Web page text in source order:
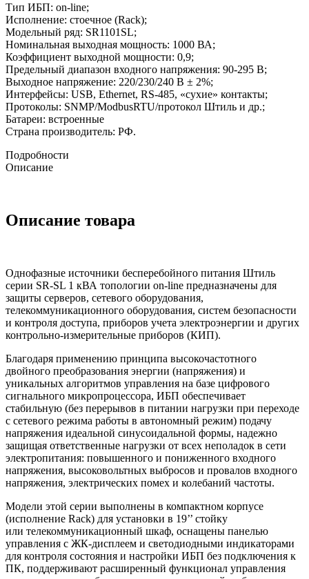
Тип ИБП: on-line;
Исполнение: стоечное (Rack);
Модельный ряд: SR1101SL;
Номинальная выходная мощность: 1000 ВА;
Коэффициент выходной мощности: 0,9;
Предельный диапазон входного напряжения: 90-295 В;
Выходное напряжение: 220/230/240 В ± 2%;
Интерфейсы: USB, Ethernet, RS-485, «сухие» контакты;
Протоколы: SNMP/ModbusRTU/протокол Штиль и др.;
Батареи: встроенные
Страна производитель: РФ.
Подробности
Описание
Описание товара
Однофазные источники бесперебойного питания Штиль
серии SR-SL 1 кВА топологии on-line предназначены для
защиты серверов, сетевого оборудования,
телекоммуникационного оборудования, систем безопасности
и контроля доступа, приборов учета электроэнергии и других
контрольно-измерительные приборов (КИП).
Благодаря применению принципа высокочастотного
двойного преобразования энергии (напряжения) и
уникальных алгоритмов управления на базе цифрового
сигнального микропроцессора, ИБП обеспечивает
стабильную (без перерывов в питании нагрузки при переходе
с сетевого режима работы в автономный режим) подачу
напряжения идеальной синусоидальной формы, надежно
защищая ответственные нагрузки от всех неполадок в сети
электропитания: повышенного и пониженного входного
напряжения, высоковольтных выбросов и провалов входного
напряжения, электрических помех и колебаний частоты.
Модели этой серии выполнены в компактном корпусе
(исполнение Rack) для установки в 19’’ стойку
или телекоммуникационный шкаф, оснащены панелью
управления с ЖК-дисплеем и светодиодными индикаторами
для контроля состояния и настройки ИБП без подключения к
ПК, поддерживают расширенный функционал управления